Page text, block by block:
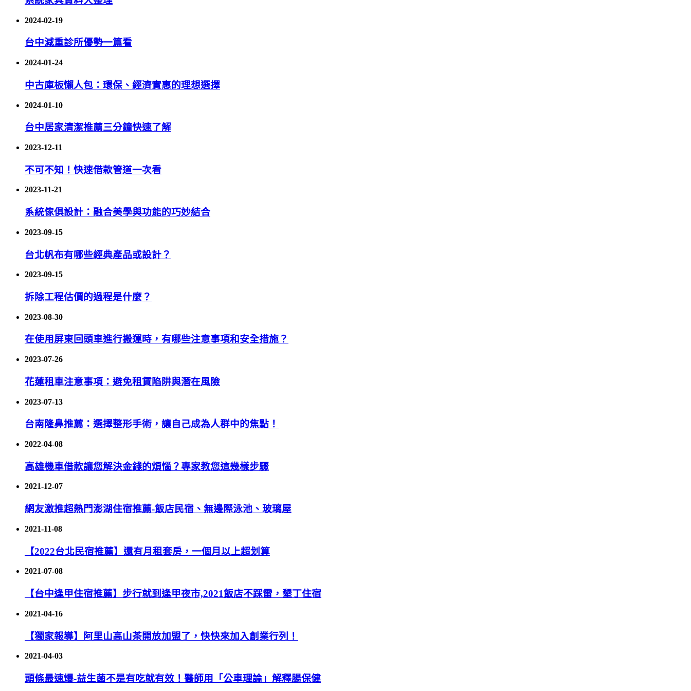
2024-02-19
台中減重診所優勢一篇看
2024-01-24
中古庫板懶人包：環保、經濟實惠的理想選擇
2024-01-10
台中居家清潔推薦三分鐘快速了解
2023-12-11
不可不知！快速借款管道一次看
2023-11-21
系統傢俱設計：融合美學與功能的巧妙結合
2023-09-15
台北帆布有哪些經典產品或設計？
2023-09-15
拆除工程估價的過程是什麼？
2023-08-30
在使用屏東回頭車進行搬運時，有哪些注意事項和安全措施？
2023-07-26
花蓮租車注意事項：避免租賃陷阱與潛在風險
2023-07-13
台南隆鼻推薦：選擇整形手術，讓自己成為人群中的焦點！
2022-04-08
高雄機車借款讓您解決金錢的煩惱？專家教您這幾樣步驟
2021-12-07
網友激推超熱門澎湖住宿推薦-飯店民宿、無邊際泳池、玻璃屋
2021-11-08
【2022台北民宿推薦】還有月租套房，一個月以上超划算
2021-07-08
【台中逢甲住宿推薦】步行就到逢甲夜市,2021飯店不踩雷，墾丁住宿
2021-04-16
【獨家報導】阿里山高山茶開放加盟了，快快來加入創業行列！
2021-04-03
頭條最速爆-益生菌不是有吃就有效！醫師用「公車理論」解釋腸保健